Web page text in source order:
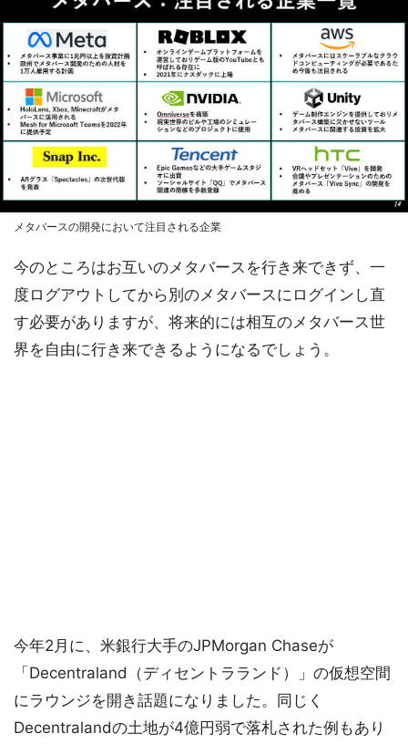
メタバースの開発において注目される企業
今のところはお互いのメタバースを行き来できず、一
度ログアウトしてから別のメタバースにログインし直
す必要がありますが、将来的には相互のメタバース世
界を自由に行き来できるようになるでしょう。
今年2月に、米銀行大手のJPMorgan Chaseが
「Decentraland（ディセントラランド）」の仮想空間
にラウンジを開き話題になりました。同じく
Decentralandの土地が4億円弱で落札された例もあり